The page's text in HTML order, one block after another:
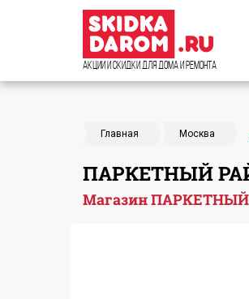
Акции и Скидки для дома и ремонта
Главная Москва
ПАРКЕТНЫЙ
Магазин ПАРКЕТНЫЙ